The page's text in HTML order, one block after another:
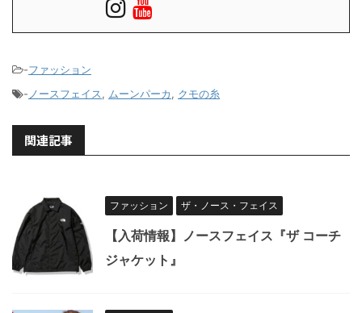
-ファッション
- ノースフェイス, ムーンパーカ, クモの糸
関連記事
ファッション ザ・ノース・フェイス
【入荷情報】ノースフェイス『ザ コーチ
ジャケット』